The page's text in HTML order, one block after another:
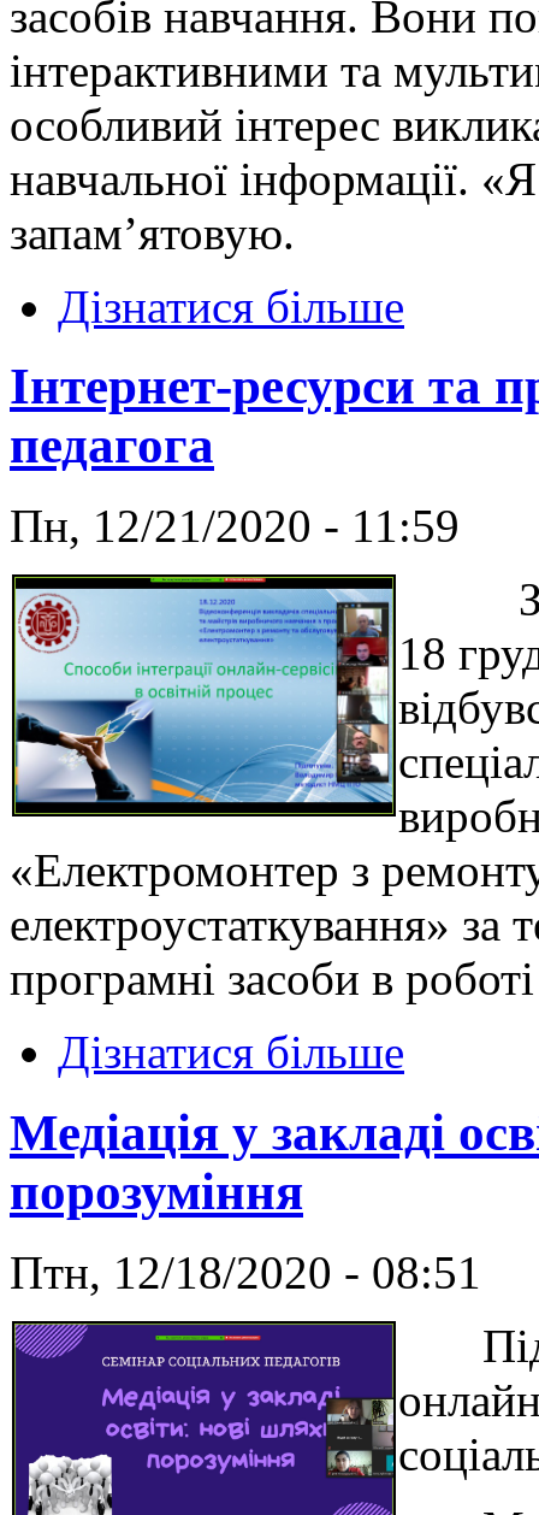
засобів навчання. Вони
інтерактивними та
особливий інтерес
навчальної інформації.
запам’ятовую.
Дізнатися більше
Інтернет-ресурси та
педагога
Пн, 12/21/2020 - 11:59
18
«Електромонтер з
електроустаткування» за
програмні засоби в
Дізнатися більше
Медіація у закладі
порозуміння
Птн, 12/18/2020 - 08:51
Під